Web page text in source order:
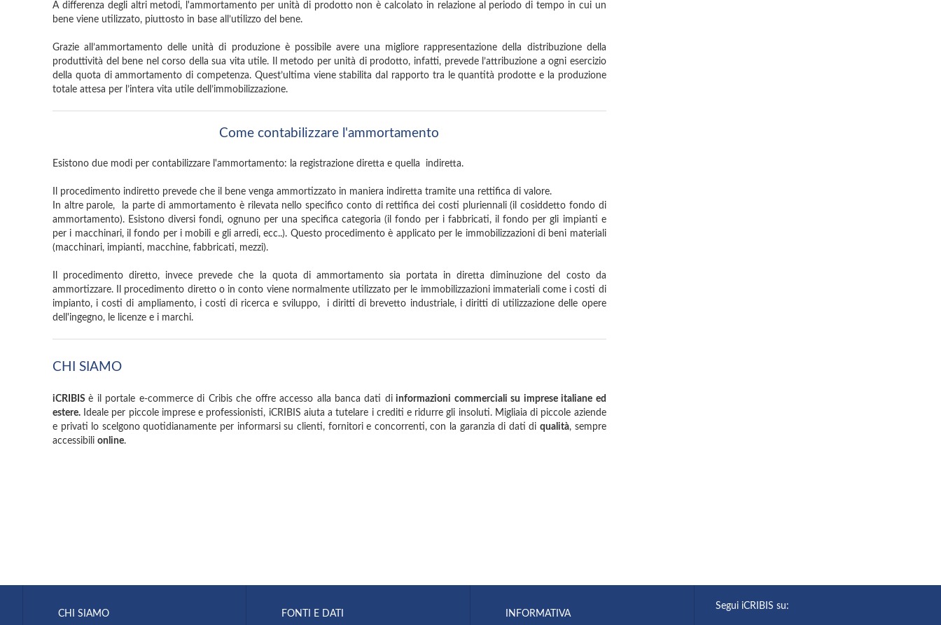
A differenza degli altri metodi, l'ammortamento per unità di prodotto non è calcolato in relazione al periodo di tempo in cui un
bene viene utilizzato, piuttosto in base all’utilizzo del bene.
Grazie all’ammortamento delle unità di produzione è possibile avere una migliore rappresentazione della distribuzione della
produttività del bene nel corso della sua vita utile. Il metodo per unità di prodotto, infatti, prevede l’attribuzione a ogni esercizio
della quota di ammortamento di competenza. Quest’ultima viene stabilita dal rapporto tra le quantità prodotte e la produzione
totale attesa per l’intera vita utile dell’immobilizzazione.
Come contabilizzare l'ammortamento
Esistono due modi per contabilizzare l'ammortamento: la registrazione diretta e quella indiretta.
Il procedimento indiretto prevede che il bene venga ammortizzato in maniera indiretta tramite una rettifica di valore.
In altre parole, la parte di ammortamento è rilevata nello specifico conto di rettifica dei costi pluriennali (il cosiddetto fondo di
ammortamento). Esistono diversi fondi, ognuno per una specifica categoria (il fondo per i fabbricati, il fondo per gli impianti e
per i macchinari, il fondo per i mobili e gli arredi, ecc..). Questo procedimento è applicato per le immobilizzazioni di beni materiali
(macchinari, impianti, macchine, fabbricati, mezzi).
Il procedimento diretto, invece prevede che la quota di ammortamento sia portata in diretta diminuzione del costo da
ammortizzare. Il procedimento diretto o in conto viene normalmente utilizzato per le immobilizzazioni immateriali come i costi di
impianto, i costi di ampliamento, i costi di ricerca e sviluppo, i diritti di brevetto industriale, i diritti di utilizzazione delle opere
dell'ingegno, le licenze e i marchi.
CHI SIAMO
iCRIBISè il portale e-commerce di Cribis che offre accesso alla banca dati diinformazioni commerciali su imprese italiane ed
estere. Ideale per piccole imprese e professionisti, iCRIBIS aiuta a tutelare i crediti e ridurre gli insoluti. Migliaia di piccole aziende
e privati lo scelgono quotidianamente per informarsi su clienti, fornitori e concorrenti, con la garanzia di dati diqualità, sempre
accessibili online.
CHI SIAMO FONTI E DATI INFORMATIVA
Segui iCRIBIS su: